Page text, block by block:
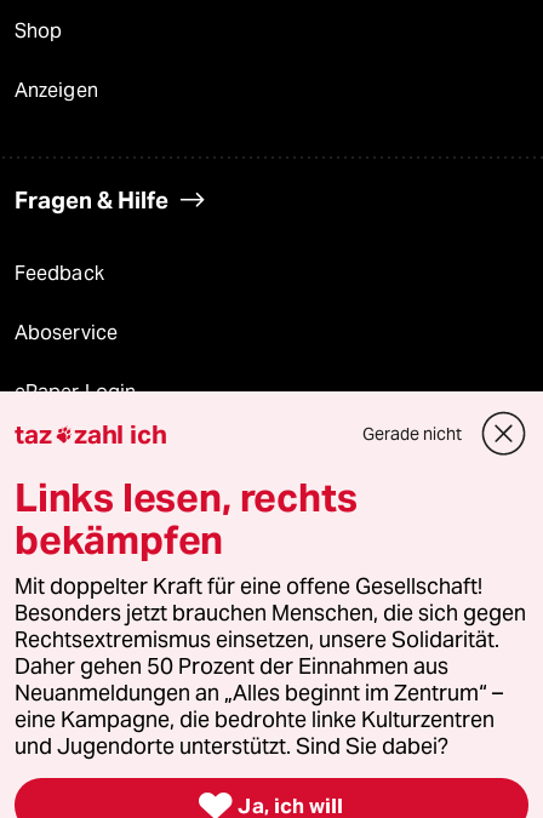
Shop
Anzeigen
Fragen & Hilfe
Feedback
Aboservice
ePaper Login
Downloads für Abonnierende
© 2026 taz Verlags und Vertriebs GmbH
Alle Rechte vorbehalten. Bei rechtlichen Fragen oder für Genehmigungen
wenden Sie sich bitte an lizenzen@taz.de
Feedback Redaktionsstatut Kommune-Richtlinien
Leitlinie Informant Datenschutz Impressum AGB
Seitenwende Einwilligungen widerrufen (Ads)
taz zahl ich Gerade nicht
Links lesen, rechts
bekämpfen
Mit doppelter Kraft für eine offene Gesellschaft!
Besonders jetzt brauchen Menschen, die sich gegen
Rechtsextremismus einsetzen, unsere Solidarität.
Daher gehen 50 Prozent der Einnahmen aus
Neuanmeldungen an „Alles beginnt im Zentrum“ –
eine Kampagne, die bedrohte linke Kulturzentren
und Jugendorte unterstützt. Sind Sie dabei?
 Ja, ich will